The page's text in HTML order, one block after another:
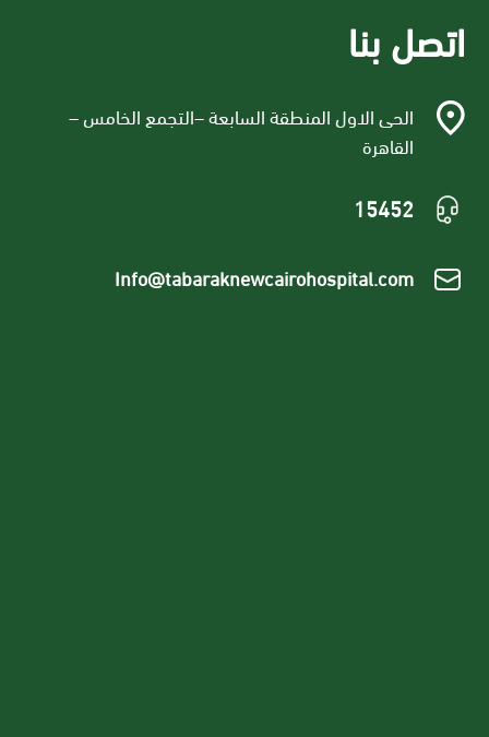
اتصل بنا
الحى الاول المنطقة السابعة –التجمع الخامس –
القاهرة
15452
Info@tabaraknewcairohospital.com